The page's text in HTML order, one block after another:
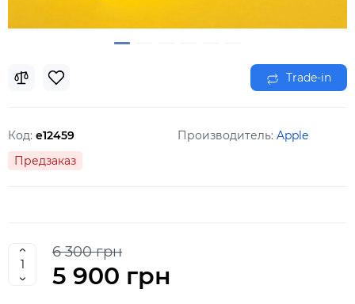
Trade-in
Код: e12459 Производитель: Apple
Предзаказ
6 300 грн
5 900 грн